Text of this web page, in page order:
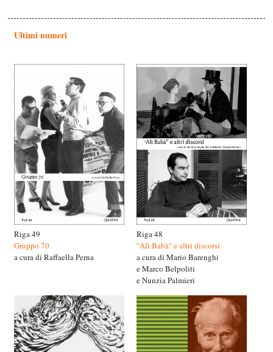
Ultimi numeri
Riga 49
Gruppo 70
a cura di Raffaella Perna
Riga 48
"Alì Babà" e altri discorsi
a cura di Mario Barenghi
e Marco Belpoliti
e Nunzia Palmieri